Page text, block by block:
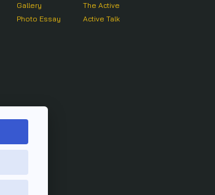
Gallery
Photo Essay
The Active
Active Talk